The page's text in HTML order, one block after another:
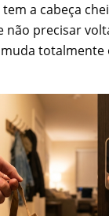
a cabeça
não precisar
totalmente